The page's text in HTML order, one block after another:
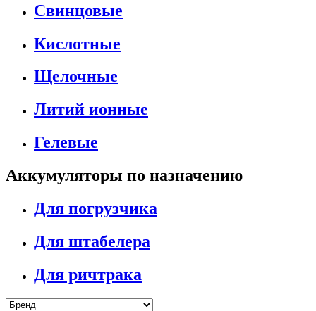
Свинцовые
Кислотные
Щелочные
Литий ионные
Гелевые
Аккумуляторы по назначению
Для погрузчика
Для штабелера
Для ричтрака